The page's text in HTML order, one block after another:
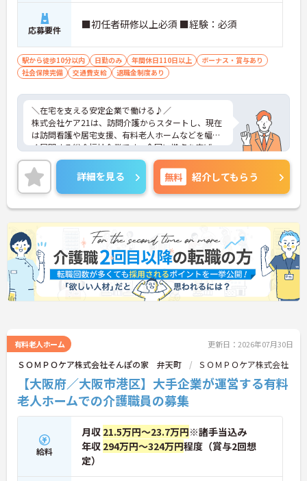
応募要件 ■初任者研修以上必須 ■経験：必須
駅から徒歩10分以内 日勤のみ 年間休日110日以上
ボーナス・賞与あり
社会保険完備
交通費支給 退職金制度あり
＼在宅を支える安定企業で働ける♪／
株式会社ケア21は、訪問介護からスタートし、現在
は訪問看護や居宅支援、有料老人ホームなどを幅広
く展開する総合福祉企業です。全国に拠点を広げ、
地域ごとのニーズに合わせたサービス提供を大切に
しているのが特徴です。医療と介護が連携した環境
の中で、利用者一人ひとりの生活に寄り添える体制
があります。日中帯中心の勤務や充実した研修制度
により、未経験の方でも安心してスタートでき、長
く働き続けやすい環境が整っています。
■ 日勤のみで生活安定◎
生活リズムを整えながら働けます
→ プライベートと両立しやすい環境です
■ 未経験から成長できる研修体制
着実にスキルアップできる仕組みです
・同行研修で現場に慣れるところからスタート
・年間300以上の研修あり
・他事業領域にもチャレンジ可能
→ 長期的なキャリア形成を支えています
■ 地域を支える在宅ケアのやりがい
詳細を見る 無料 紹介してもらう
有料老人ホーム 更新日：2026年07月30日
ＳＯＭＰＯケア株式会社そんぽの家 弁天町 ＳＯＭＰＯケア株式会社
【大阪府／大阪市港区】大手企業が運営する有料
老人ホームでの介護職員の募集
給料
月収 21.5万円～23.7万円※諸手当込み
年収 294万円～324万円程度（賞与2回想
定）